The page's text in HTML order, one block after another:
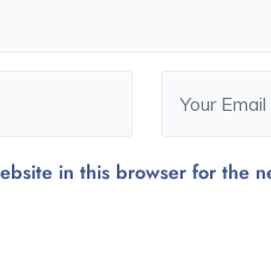
in this browser for the